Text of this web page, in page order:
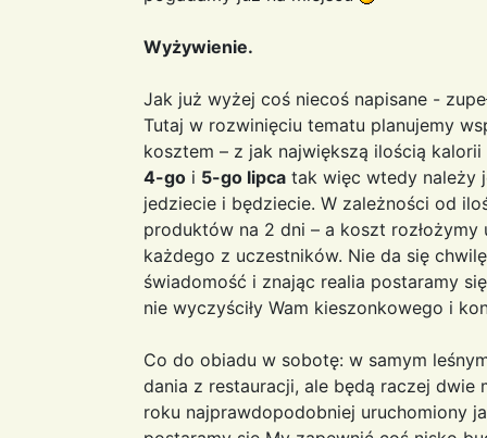
Wyżywienie.
Jak już wyżej coś niecoś napisane -
Tutaj w rozwinięciu tematu planujemy
kosztem – z jak największą ilością
4-go i 5-go lipca tak więc wtedy należy
jedziecie i będziecie. W zależności od
produktów na 2 dni – a koszt
każdego z uczestników. Nie da się
świadomość i znając realia postaramy
nie wyczyściły Wam kieszonkowego i
Co do obiadu w sobotę: w samym
dania z restauracji, ale będą raczej
roku najprawdopodobniej uruchomiony